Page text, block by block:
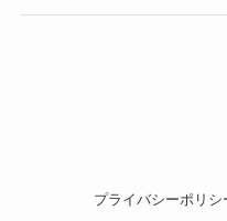
プライバシーポリ